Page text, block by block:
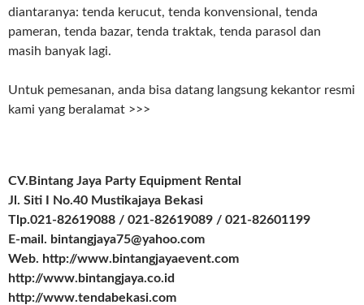
diantaranya: tenda kerucut, tenda konvensional, tenda
pameran, tenda bazar, tenda traktak, tenda parasol dan
masih banyak lagi.
Untuk pemesanan, anda bisa datang langsung kekantor resmi
kami yang beralamat >>>
CV.Bintang Jaya Party Equipment Rental
Jl. Siti I No.40 Mustikajaya Bekasi
Tlp.021-82619088 / 021-82619089 / 021-82601199
E-mail. bintangjaya75@yahoo.com
Web. http://www.bintangjayaevent.com
http://www.bintangjaya.co.id
http://www.tendabekasi.com